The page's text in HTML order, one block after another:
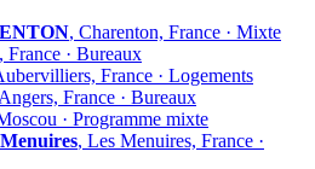
, Charenton, France · Mixte
France · Bureaux
France · Logements
France · Bureaux
· Programme mixte
, Les Menuires, France ·